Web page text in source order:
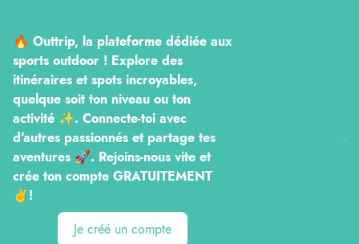
🔥 Outtrip, la plateforme dédiée aux
sports outdoor ! Explore des
itinéraires et spots incroyables,
quelque soit ton niveau ou ton
activité ✨. Connecte-toi avec
d'autres passionnés et partage tes
aventures 🚀. Rejoins-nous vite et
crée ton compte GRATUITEMENT
✌️!
Je créé un compte